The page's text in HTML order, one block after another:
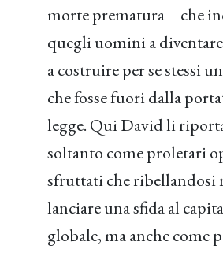
morte prematura – che
quegli uomini a
a costruire per se stessi
che fosse fuori dalla
legge. Qui David li
soltanto come proletari
sfruttati che ribellandosi
lanciare una sfida al
globale, ma anche come